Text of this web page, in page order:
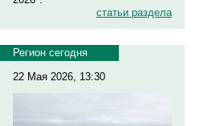
статьи раздела
Регион сегодня
22 Мая 2026, 13:30